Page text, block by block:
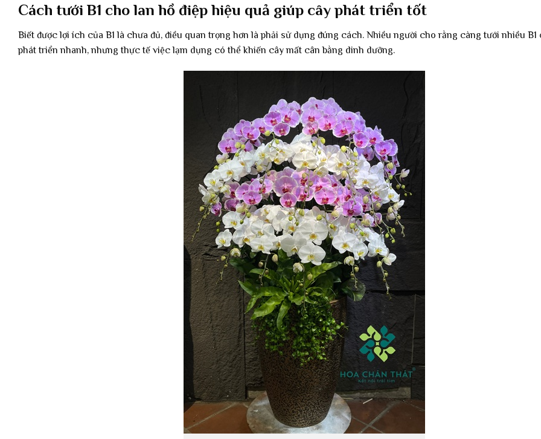
Cách tưới B1 cho lan hồ điệp hiệu quả giúp cây phát triển tốt
Biết được lợi ích của B1 là chưa đủ, điều quan trọng hơn là phải sử dụng đúng cách. Nhiều người cho rằng càng tưới nhiều B1
phát triển nhanh, nhưng thực tế việc lạm dụng có thể khiến cây mất cân bằng dinh dưỡng.